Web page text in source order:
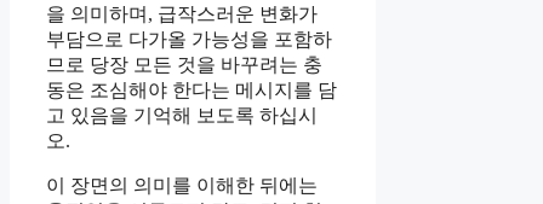
을 의미하며, 급작스러운 변화가
부담으로 다가올 가능성을 포함하
므로 당장 모든 것을 바꾸려는 충
동은 조심해야 한다는 메시지를 담
고 있음을 기억해 보도록 하십시
오.
이 장면의 의미를 이해한 뒤에는